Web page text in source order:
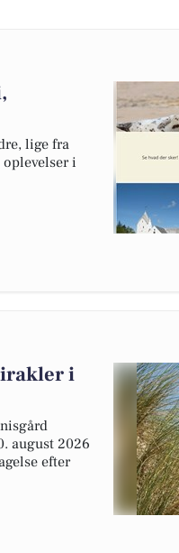
lige fra
i
i
august 2026
efter